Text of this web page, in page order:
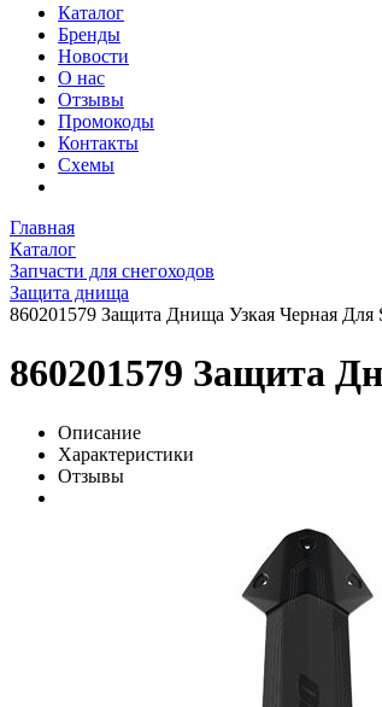
Каталог
Бренды
Новости
О нас
Отзывы
Промокоды
Контакты
Схемы
Главная
Каталог
Запчасти для снегоходов
Защита днища
860201579 Защита Днища Узкая Черная Для
860201579 Защита
Описание
Характеристики
Отзывы